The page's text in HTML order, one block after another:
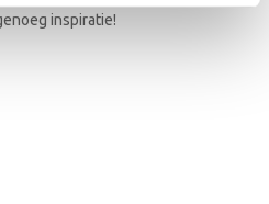
inspiratie!